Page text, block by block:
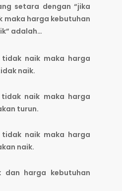
setara dengan “jika
maka harga kebutuhan
adalah…
tidak naik maka harga
naik.
tidak naik maka harga
turun.
tidak naik maka harga
naik.
dan harga kebutuhan